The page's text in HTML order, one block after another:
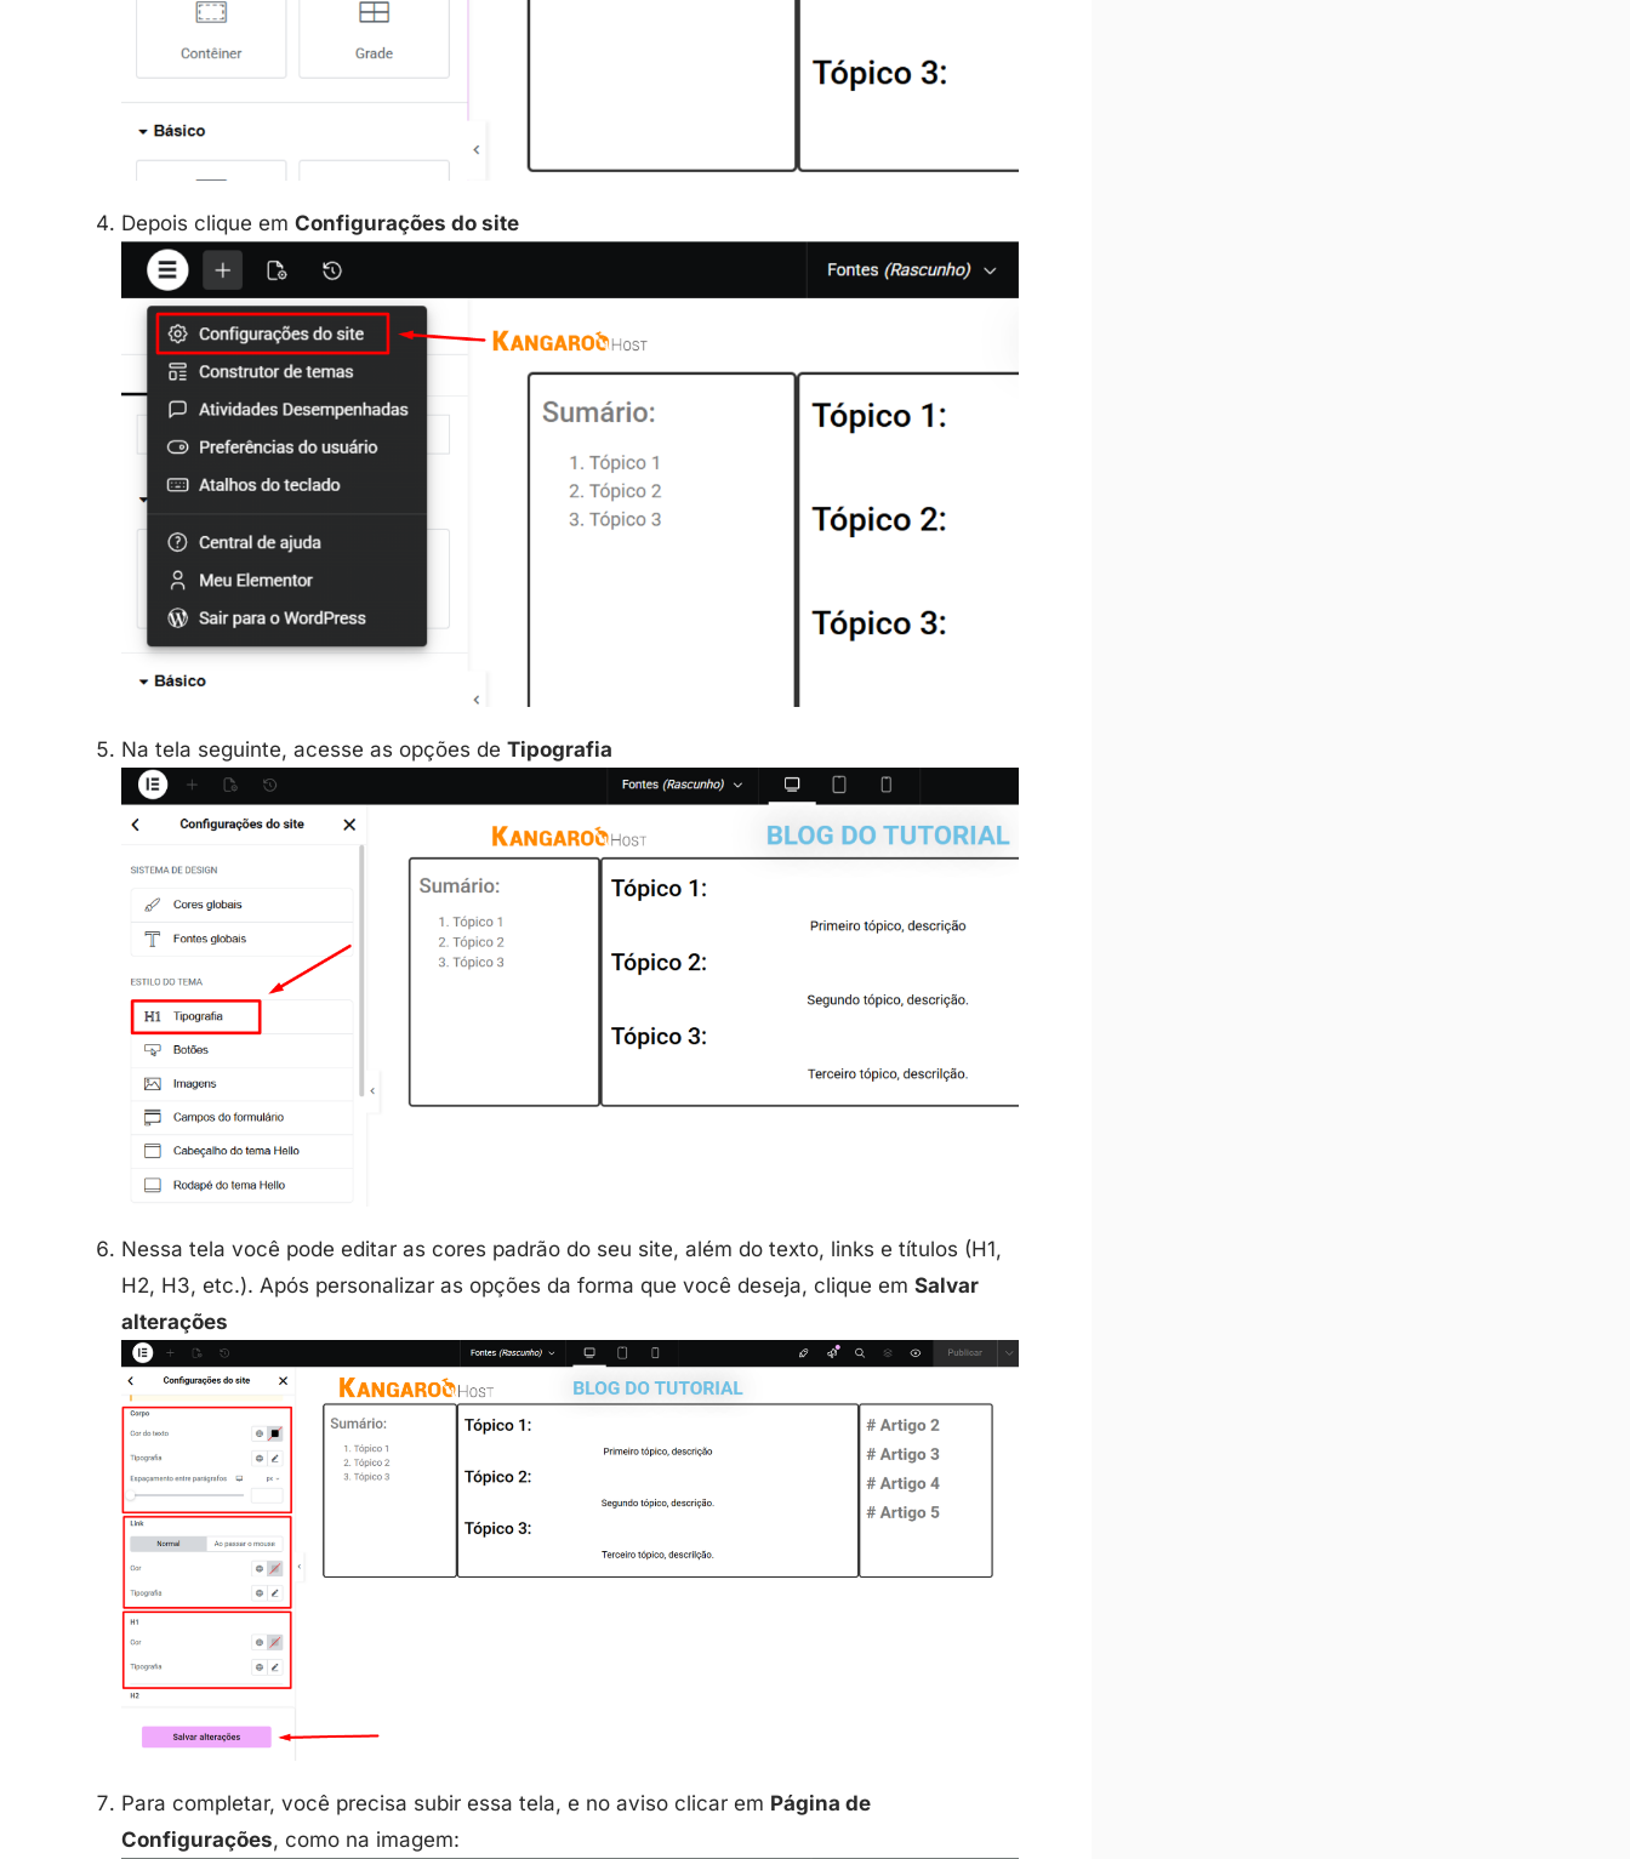
Depois clique em Configurações do site
Na tela seguinte, acesse as opções de Tipografia
Nessa tela você pode editar as cores padrão do seu site, além do texto, links e títulos (H1,
H2, H3, etc.). Após personalizar as opções da forma que você deseja, clique em Salvar
alterações
Para completar, você precisa subir essa tela, e no aviso clicar em Página de
Configurações, como na imagem: